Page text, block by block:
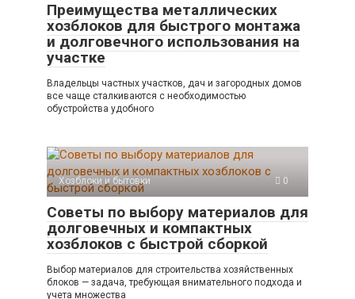
Преимущества металлических
хозблоков для быстрого монтажа
и долговечного использования на
участке
Владельцы частных участков, дач и загородных домов
все чаще сталкиваются с необходимостью
обустройства удобного
Хозблоки и бытовки 0
Советы по выбору материалов для
долговечных и компактных
хозблоков с быстрой сборкой
Выбор материалов для строительства хозяйственных
блоков — задача, требующая внимательного подхода и
учета множества